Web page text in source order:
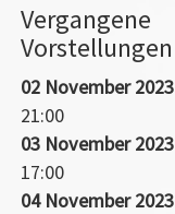
Vergangene
Vorstellungen
02 November 2023
21:00
03 November 2023
17:00
04 November 2023